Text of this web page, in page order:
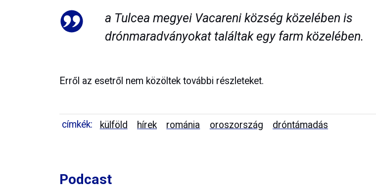
a Tulcea megyei Vacareni község közelében is
drónmaradványokat találtak egy farm közelében.
Erről az esetről nem közöltek további részleteket.
címkék: külföld hírek románia oroszország dróntámadás
Podcast